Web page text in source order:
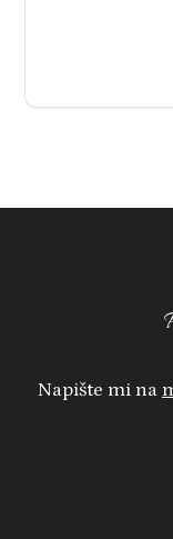
Napište mi na